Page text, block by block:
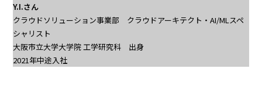
Y.I.さん
クラウドソリューション事業部 クラウドアーキテクト・AI/MLスペ
シャリスト
大阪市立大学大学院 工学研究科 出身
2021年中途入社